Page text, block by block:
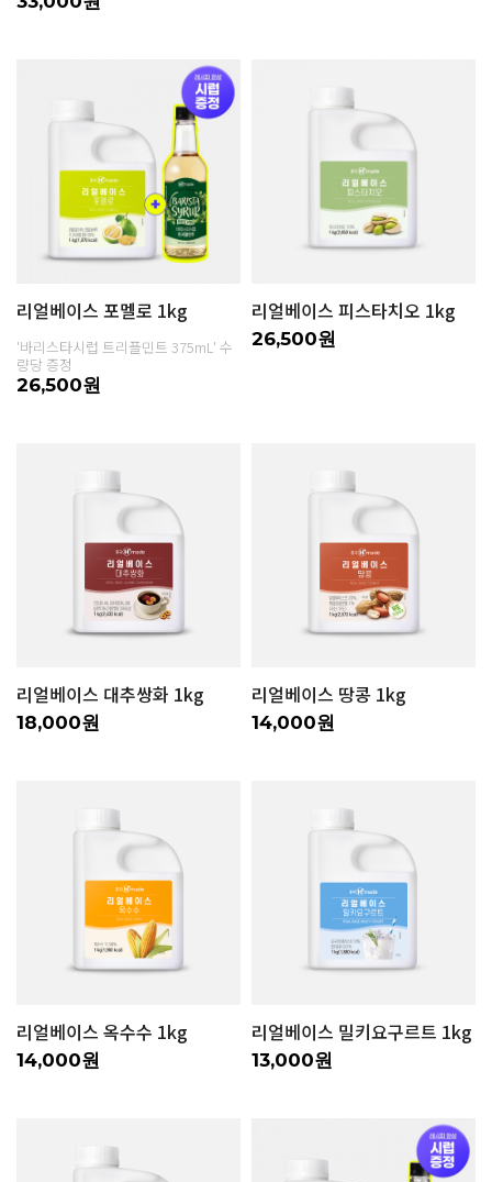
리얼베이스 포멜로 1kg
'바리스타시럽 트리플민트 375mL' 수
량당 증정
26,500원
리얼베이스 피스타치오 1kg
26,500원
리얼베이스 대추쌍화 1kg
18,000원
리얼베이스 땅콩 1kg
14,000원
리얼베이스 옥수수 1kg
14,000원
리얼베이스 밀키요구르트 1kg
13,000원